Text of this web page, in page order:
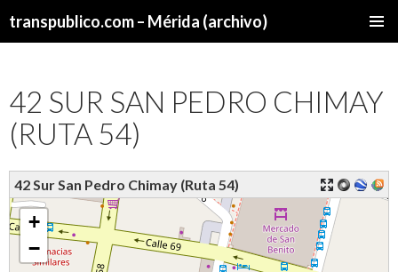
transpublico.com – Mérida (archivo)
42 SUR SAN PEDRO CHIMAY
(RUTA 54)
42 Sur San Pedro Chimay (Ruta 54)
+
−